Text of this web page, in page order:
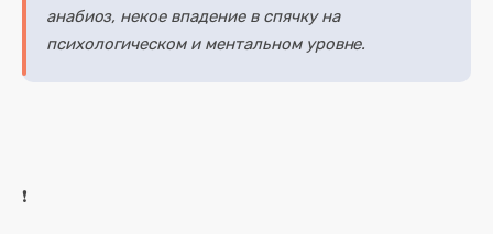
анабиоз, некое впадение в спячку на
психологическом и ментальном уровне.
❗️ Ещё один важный момент: